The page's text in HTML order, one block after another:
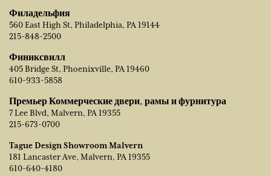
Филадельфия
560 East High St, Philadelphia, PA 19144
215-848-2500
Финиксвилл
405 Bridge St, Phoenixville, PA 19460
610-933-5858
Премьер Коммерческие двери, рамы и фурнитура
7 Lee Blvd, Malvern, PA 19355
215-673-0700
Tague Design Showroom Malvern
181 Lancaster Ave, Malvern, PA 19355
610-640-4180